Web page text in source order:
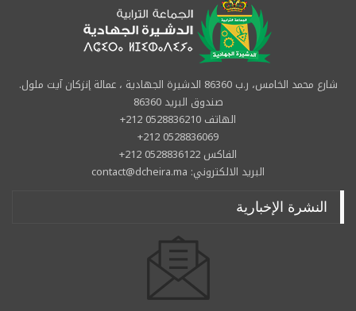
شارع محمد الخامس، ر.ب 86360 الدشيرة الجهادية ، عمالة إنزكان آيت ملول.
صندوق البريد 86360
الهاتف 0528836210 212+
0528836069 212+
الفاكس 0528836122 212+
البريد الالكتروني: contact@dcheira.ma
النشرة الإخبارية